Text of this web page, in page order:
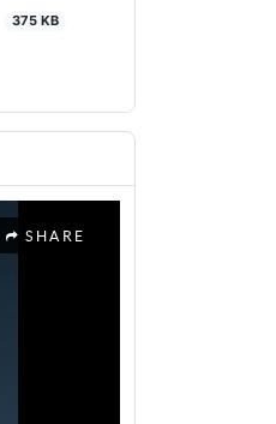
375 KB